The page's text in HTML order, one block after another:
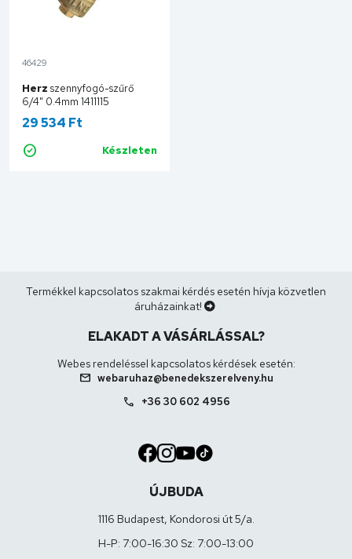
46429
Herz szennyfogó-szűrő
6/4" 0.4mm 1411115
29 534 Ft
Készleten
Kosárba
Termékkel kapcsolatos szakmai kérdés esetén hívja közvetlen
áruházainkat!
ELAKADT A VÁSÁRLÁSSAL?
Webes rendeléssel kapcsolatos kérdések esetén:
mail webaruhaz@benedekszerelveny.hu
call +36 30 602 4956
ÚJBUDA
1116 Budapest, Kondorosi út 5/a.
H-P: 7:00-16:30 Sz: 7:00-13:00